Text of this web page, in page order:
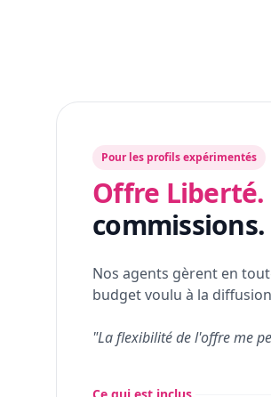
Pour les profils expérimentés
Offre Liberté.
commissions.
Nos agents gèrent en
budget voulu à la
"La flexibilité de l'offre me